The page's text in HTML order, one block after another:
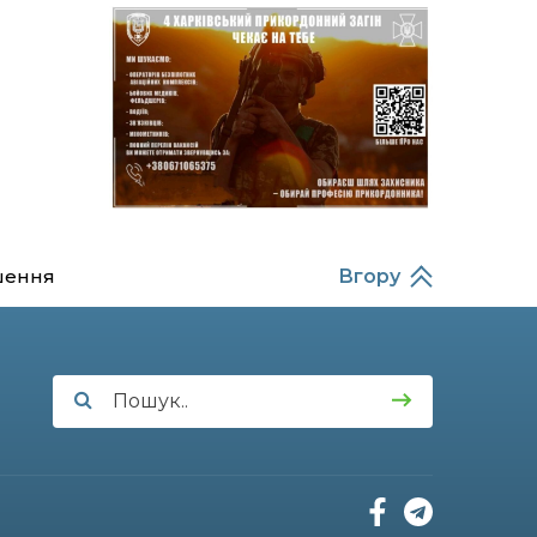
14:37
21 лип
Захищав кордон до
останнього подиху:
пам’яті полеглого
прикордонника
Олександра Кичаня
(ВІДЕО)
11:28
Від штанги до «крил»: як
спорт і характер
перемогу на Донеччині
Вгору